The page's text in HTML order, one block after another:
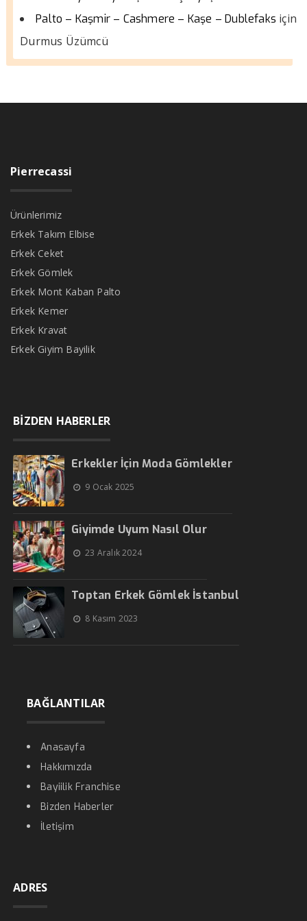
Palto – Kaşmir – Cashmere – Kaşe – Dublefaks için
Durmus Üzümcü
Pierrecassi
Ürünlerimiz
Erkek Takım Elbise
Erkek Ceket
Erkek Gömlek
Erkek Mont Kaban Palto
Erkek Kemer
Erkek Kravat
Erkek Giyim Bayilik
BİZDEN HABERLER
Erkekler İçin Moda Gömlekler
9 Ocak 2025
Giyimde Uyum Nasıl Olur
23 Aralık 2024
Toptan Erkek Gömlek İstanbul
8 Kasım 2023
BAĞLANTILAR
Anasayfa
Hakkımızda
Bayiilik Franchise
Bizden Haberler
İletişim
ADRES